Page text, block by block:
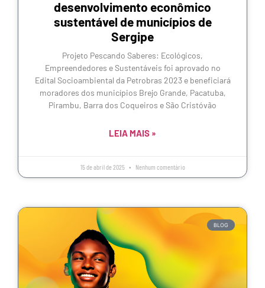
desenvolvimento econômico
sustentável de municípios de
Sergipe
Projeto Pescando Saberes: Ecológicos,
Empreendedores e Sustentáveis foi aprovado no
Edital Socioambiental da Petrobras 2023 e beneficiará
moradores dos municípios Brejo Grande, Pacatuba,
Pirambu, Barra dos Coqueiros e São Cristóvão
LEIA MAIS »
15 de abril de 2025 Nenhum comentário
BLOG